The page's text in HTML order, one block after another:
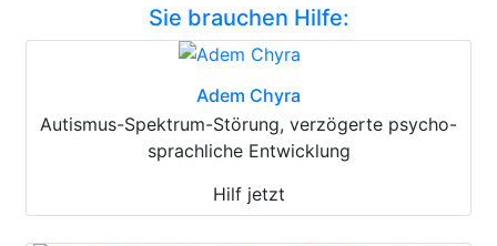
Sie brauchen Hilfe:
Adem Chyra
Autismus-Spektrum-Störung, verzögerte psycho-
sprachliche Entwicklung
Hilf jetzt